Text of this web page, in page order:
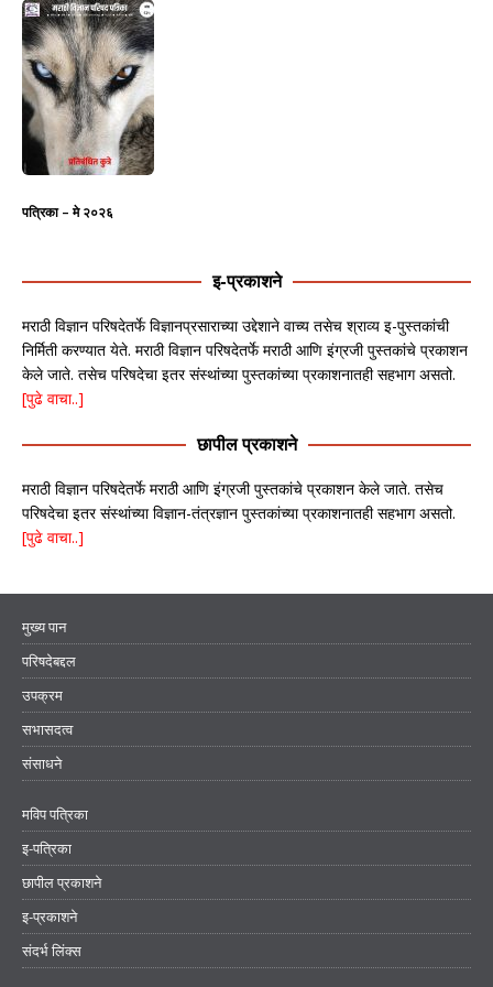
पत्रिका – मे २०२६
इ-प्रकाशने
मराठी विज्ञान परिषदेतर्फे विज्ञानप्रसाराच्या उद्देशाने वाच्य तसेच श्राव्य इ-पुस्तकांची
निर्मिती करण्यात येते. मराठी विज्ञान परिषदेतर्फे मराठी आणि इंग्रजी पुस्तकांचे प्रकाशन
केले जाते. तसेच परिषदेचा इतर संस्थांच्या पुस्तकांच्या प्रकाशनातही सहभाग असतो.
[पुढे वाचा..]
छापील प्रकाशने
मराठी विज्ञान परिषदेतर्फे मराठी आणि इंग्रजी पुस्तकांचे प्रकाशन केले जाते. तसेच
परिषदेचा इतर संस्थांच्या विज्ञान-तंत्रज्ञान पुस्तकांच्या प्रकाशनातही सहभाग असतो.
[पुढे वाचा..]
मुख्य पान
परिषदेबद्दल
उपक्रम
सभासदत्व
संसाधने
मविप पत्रिका
इ-पत्रिका
छापील प्रकाशने
इ-प्रकाशने
संदर्भ लिंक्स